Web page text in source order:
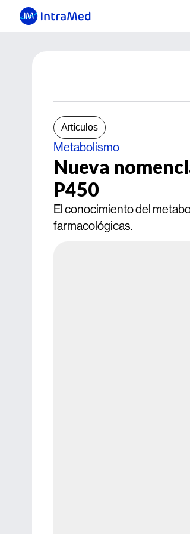
Artículos
Metabolismo
Nueva
P450
El conocimiento del
farmacológicas.